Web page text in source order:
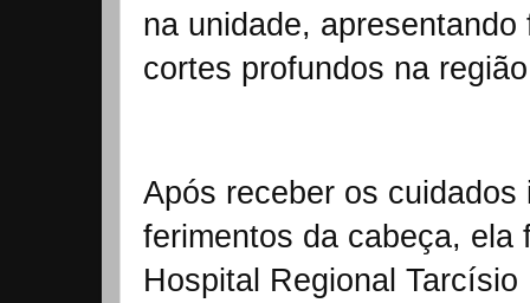
na unidade,
cortes profundos na
Após receber os
ferimentos da cabeça, ela
Hospital Regional